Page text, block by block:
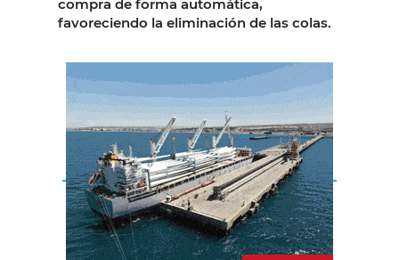
compra de forma automática,
favoreciendo la eliminación de las colas.